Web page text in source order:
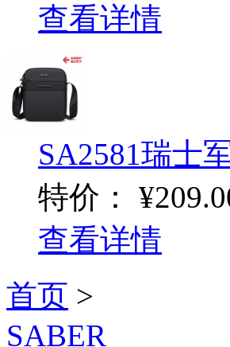
查看详情
SA2581瑞士
特价：
查看详情
首页 >
SABER